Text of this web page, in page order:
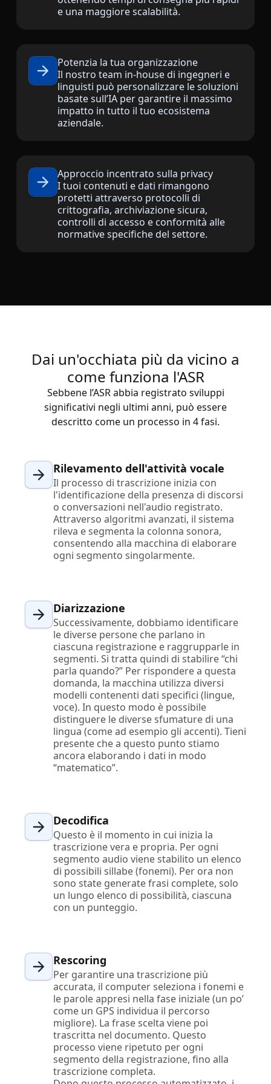
Manifatturiero
Legale
Istituzioni Pubbliche
Tutti i settori
e una maggiore scalabilità.
Potenzia la tua organizzazione
Il nostro team in-house di ingegneri e
linguisti può personalizzare le soluzioni
basate sull’IA per garantire il massimo
impatto in tutto il tuo ecosistema
aziendale.
Approccio incentrato sulla privacy
I tuoi contenuti e dati rimangono
protetti attraverso protocolli di
crittografia, archiviazione sicura,
controlli di accesso e conformità alle
normative specifiche del settore.
Dai un'occhiata più da vicino a
come funziona l'ASR
Sebbene l’ASR abbia registrato sviluppi
significativi negli ultimi anni, può essere
descritto come un processo in 4 fasi.
Rilevamento dell'attività vocale
Il processo di trascrizione inizia con
l'identificazione della presenza di discorsi
o conversazioni nell'audio registrato.
Attraverso algoritmi avanzati, il sistema
rileva e segmenta la colonna sonora,
consentendo alla macchina di elaborare
ogni segmento singolarmente.
Diarizzazione
Successivamente, dobbiamo identificare
le diverse persone che parlano in
ciascuna registrazione e raggrupparle in
segmenti. Si tratta quindi di stabilire “chi
parla quando?” Per rispondere a questa
domanda, la macchina utilizza diversi
modelli contenenti dati specifici (lingue,
voce). In questo modo è possibile
distinguere le diverse sfumature di una
lingua (come ad esempio gli accenti). Tieni
presente che a questo punto stiamo
ancora elaborando i dati in modo
“matematico”.
Decodifica
Questo è il momento in cui inizia la
trascrizione vera e propria. Per ogni
segmento audio viene stabilito un elenco
di possibili sillabe (fonemi). Per ora non
sono state generate frasi complete, solo
un lungo elenco di possibilità, ciascuna
con un punteggio.
Rescoring
Per garantire una trascrizione più
accurata, il computer seleziona i fonemi e
le parole appresi nella fase iniziale (un po’
come un GPS individua il percorso
migliore). La frase scelta viene poi
trascritta nel documento. Questo
processo viene ripetuto per ogni
segmento della registrazione, fino alla
trascrizione completa.